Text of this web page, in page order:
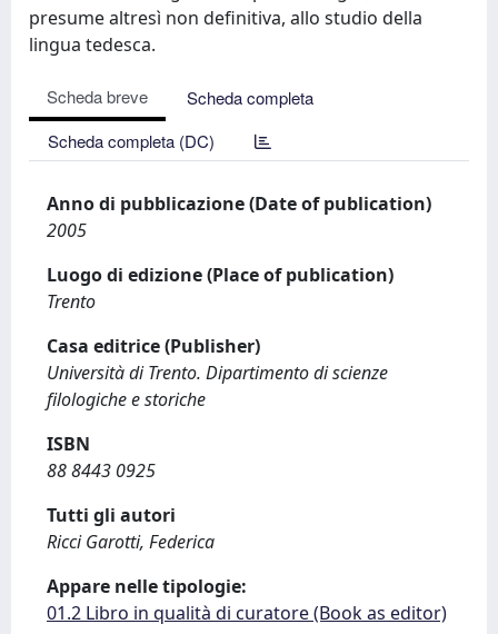
presume altresì non definitiva, allo studio della
lingua tedesca.
Scheda breve
Scheda completa
Scheda completa (DC)
Anno di pubblicazione (Date of publication)
2005
Luogo di edizione (Place of publication)
Trento
Casa editrice (Publisher)
Università di Trento. Dipartimento di scienze
filologiche e storiche
ISBN
88 8443 0925
Tutti gli autori
Ricci Garotti, Federica
Appare nelle tipologie:
01.2 Libro in qualità di curatore (Book as editor)